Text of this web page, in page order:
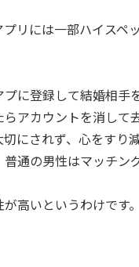
リには一部ハイスペ
に登録して結婚相手
アカウントを消して
にされず、心をすり
通の男性はマッチン
高いというわけです。